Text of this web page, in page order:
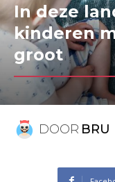
In deze
kinderen
groot
DOOR BRU